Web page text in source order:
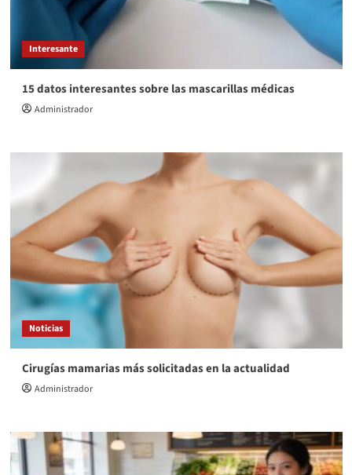
Interesante
15 datos interesantes sobre las mascarillas médicas
Administrador
Noticias
Cirugías mamarias más solicitadas en la actualidad
Administrador